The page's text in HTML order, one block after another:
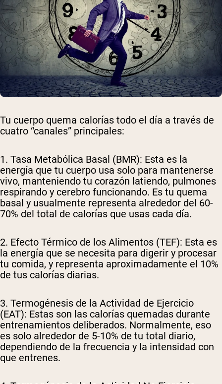
Tu cuerpo quema calorías todo el día a través de
cuatro “canales” principales:
1. Tasa Metabólica Basal (BMR): Esta es la
energía que tu cuerpo usa solo para mantenerse
vivo, manteniendo tu corazón latiendo, pulmones
respirando y cerebro funcionando. Es tu quema
basal y usualmente representa alrededor del 60-
70% del total de calorías que usas cada día.
2. Efecto Térmico de los Alimentos (TEF): Esta es
la energía que se necesita para digerir y procesar
tu comida, y representa aproximadamente el 10%
de tus calorías diarias.
3. Termogénesis de la Actividad de Ejercicio
(EAT): Estas son las calorías quemadas durante
entrenamientos deliberados. Normalmente, eso
es solo alrededor de 5-10% de tu total diario,
dependiendo de la frecuencia y la intensidad con
que entrenes.